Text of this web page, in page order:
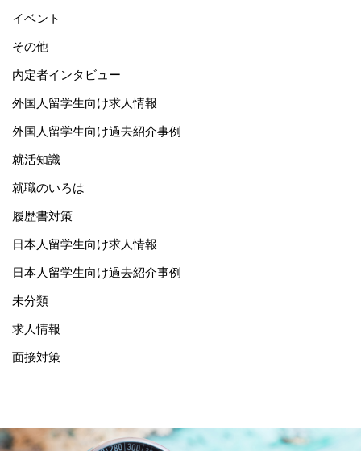
イベント
その他
内定者インタビュー
外国人留学生向け求人情報
外国人留学生向け過去紹介事例
就活知識
就職のいろは
履歴書対策
日本人留学生向け求人情報
日本人留学生向け過去紹介事例
未分類
求人情報
面接対策